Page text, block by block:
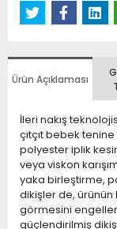
Ürün Açıklaması
İleri nakış
çıtçıt bebek
polyester iplik
veya viskon
yaka birleştirme,
dikişler de, ürünün
görmesini
güçlendirilmiş dikiş